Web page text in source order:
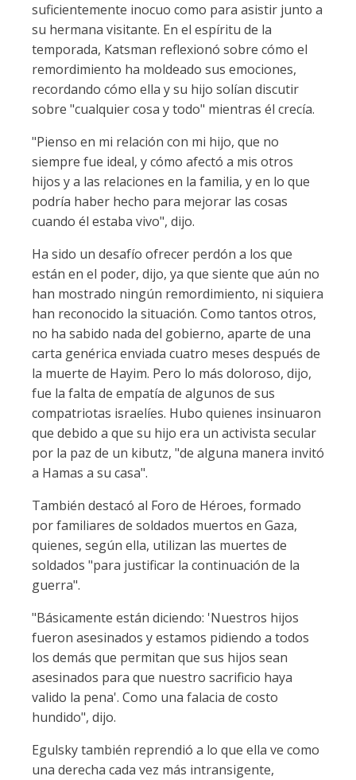
suficientemente inocuo como para asistir junto a
su hermana visitante. En el espíritu de la
temporada, Katsman reflexionó sobre cómo el
remordimiento ha moldeado sus emociones,
recordando cómo ella y su hijo solían discutir
sobre "cualquier cosa y todo" mientras él crecía.
"Pienso en mi relación con mi hijo, que no
siempre fue ideal, y cómo afectó a mis otros
hijos y a las relaciones en la familia, y en lo que
podría haber hecho para mejorar las cosas
cuando él estaba vivo", dijo.
Ha sido un desafío ofrecer perdón a los que
están en el poder, dijo, ya que siente que aún no
han mostrado ningún remordimiento, ni siquiera
han reconocido la situación. Como tantos otros,
no ha sabido nada del gobierno, aparte de una
carta genérica enviada cuatro meses después de
la muerte de Hayim. Pero lo más doloroso, dijo,
fue la falta de empatía de algunos de sus
compatriotas israelíes. Hubo quienes insinuaron
que debido a que su hijo era un activista secular
por la paz de un kibutz, "de alguna manera invitó
a Hamas a su casa".
También destacó al Foro de Héroes, formado
por familiares de soldados muertos en Gaza,
quienes, según ella, utilizan las muertes de
soldados "para justificar la continuación de la
guerra".
"Básicamente están diciendo: 'Nuestros hijos
fueron asesinados y estamos pidiendo a todos
los demás que permitan que sus hijos sean
asesinados para que nuestro sacrificio haya
valido la pena'. Como una falacia de costo
hundido", dijo.
Egulsky también reprendió a lo que ella ve como
una derecha cada vez más intransigente,